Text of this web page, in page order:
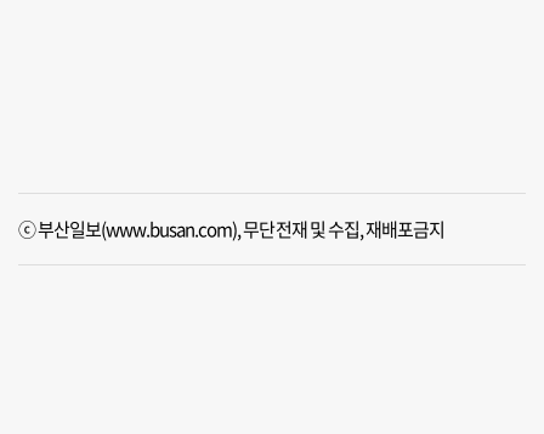
ⓒ 부산일보(www.busan.com), 무단전재 및 수집, 재배포금지